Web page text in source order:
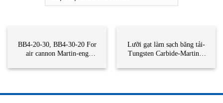
BB4-20-30, BB4-30-20 For
air cannon Martin-eng
Lưỡi gạt làm sạch băng tải-
Tungsten Carbide-Martin –